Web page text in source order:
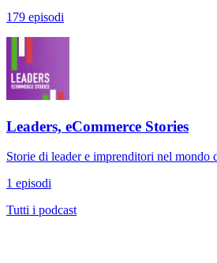
179 episodi
Leaders, eCommerce Stories
Storie di leader e imprenditori nel mondo
1 episodi
Tutti i podcast